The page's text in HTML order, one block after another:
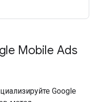
Mobile Ads
Google